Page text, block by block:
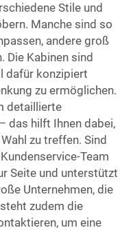
Stile und
Manche sind so
andere groß
Die Kabinen sind
dafür konzipiert
zu ermöglichen.
detaillierte
das hilft Ihnen dabei,
zu treffen. Sind
Team
Seite und unterstützt
Unternehmen, die
zudem die
um eine